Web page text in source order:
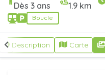
Dès 3 ans 1.9 km
Boucle
Description Carte